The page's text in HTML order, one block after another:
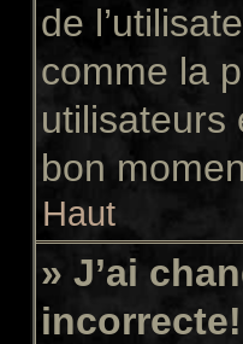
de
comme la
utilisateurs
bon
Haut
» J’ai
incorrecte!